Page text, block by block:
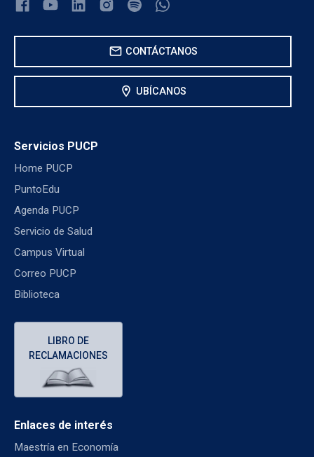
mail CONTÁCTANOS
location_on UBÍCANOS
Servicios PUCP
Home PUCP
PuntoEdu
Agenda PUCP
Servicio de Salud
Campus Virtual
Correo PUCP
Biblioteca
LIBRO DE
RECLAMACIONES
Enlaces de interés
Maestría en Economía